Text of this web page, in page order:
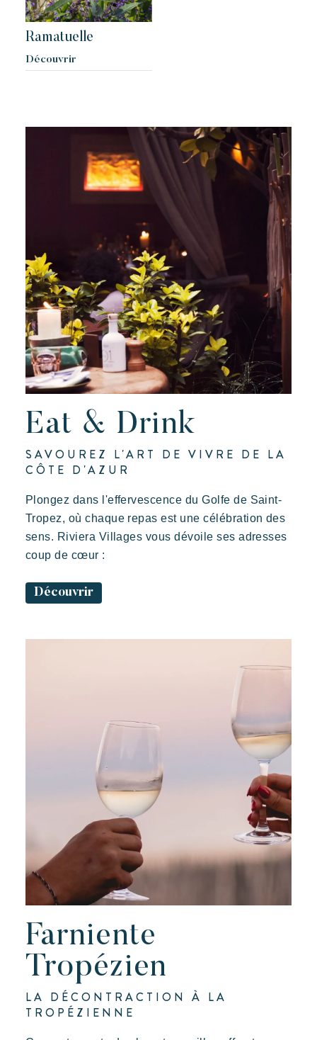
Prairies de la Mer
Dépaysement Joie Souvenir
Des Lodges d’inspiration polynésienne avec une vue
imprenable sur Saint Tropez
Paradis tropical
Un cadre idyllique au pied de la célèbre plage de Pampelonne
Vivre la Riviera
Vos prochaines vacances
Evénements & festivals
L'application mobile Riviera Villages
Nous contacter
Réserver
Ramatuelle
Découvrir
Eat & Drink
SAVOUREZ L'ART DE VIVRE DE LA
CÔTE D'AZUR
Plongez dans l'effervescence du Golfe de Saint-
Tropez, où chaque repas est une célébration des
sens. Riviera Villages vous dévoile ses adresses
coup de cœur :
Découvrir
Farniente
Tropézien
LA DÉCONTRACTION À LA
TROPÉZIENNE